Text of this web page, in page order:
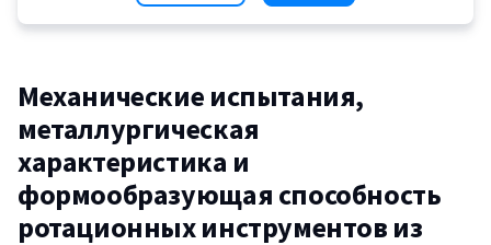
Механические испытания,
металлургическая
характеристика и
формообразующая способность
ротационных инструментов из